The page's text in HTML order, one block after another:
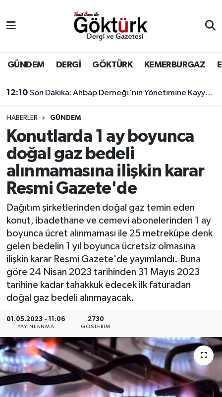
GÜNDEM DERGİ GÖKTÜRK KEMERBURGAZ
12:10 Son Dakika: Ahbap Derneği'nin Yönetimine Kayyum Atandı
HABERLER GÜNDEM
Konutlarda 1 ay boyunca
doğal gaz bedeli
alınmamasına ilişkin karar
Resmi Gazete'de
Dağıtım şirketlerinden doğal gaz temin eden
konut, ibadethane ve cemevi abonelerinden 1 ay
boyunca ücret alınmaması ile 25 metreküpe denk
gelen bedelin 1 yıl boyunca ücretsiz olmasına
ilişkin karar Resmi Gazete'de yayımlandı. Buna
göre 24 Nisan 2023 tarihinden 31 Mayıs 2023
tarihine kadar tahakkuk edecek ilk faturadan
doğal gaz bedeli alınmayacak.
01.05.2023 - 11:06
YAYINLANMA
2730
GÖSTERIM
BİLİM
DERGİ
DÜNYA
EĞİTİM
EKONOMİ
GÖKTÜRK
GÜNDEM
KÜLTÜR - SANAT
MAGAZİN
ÖZEL HABER
SAĞLIK
SPOR
TEKNOLOJİ
Eyüpsultan Hava Durumu
Eyüpsultan Trafik Yoğunluk Haritası
Süper Lig Puan Durumu ve Fikstür
Tüm Manşetler
Son Dakika Haberleri
Haber Arşivi